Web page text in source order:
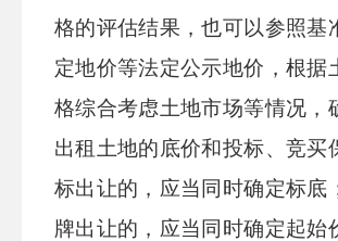
格的评估结果，也可以参照基
定地价等法定公示地价，根据
格综合考虑土地市场等情况，
出租土地的底价和投标、竞买
标出让的，应当同时确定标底
牌出让的，应当同时确定起始